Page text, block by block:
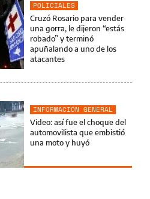
POLICIALES
Cruzó Rosario para vender
una gorra, le dijeron “estás
robado” y terminó
apuñalando a uno de los
atacantes
INFORMACIÓN GENERAL
Video: así fue el choque del
automovilista que embistió
una moto y huyó